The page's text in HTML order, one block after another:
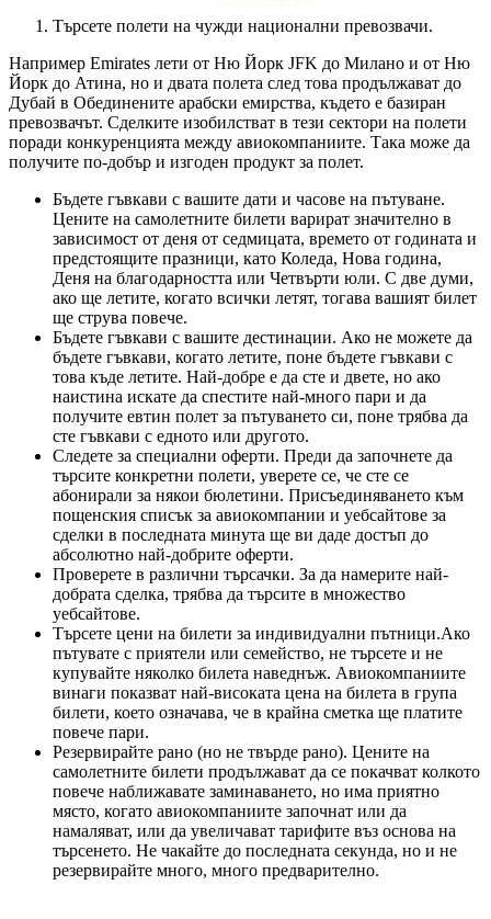
Търсете полети на чужди национални превозвачи.
Например Emirates лети от Ню Йорк JFK до Милано и от Ню
Йорк до Атина, но и двата полета след това продължават до
Дубай в Обединените арабски емирства, където е базиран
превозвачът. Сделките изобилстват в тези сектори на полети
поради конкуренцията между авиокомпаниите. Така може да
получите по-добър и изгоден продукт за полет.
Бъдете гъвкави с вашите дати и часове на пътуване.
Цените на самолетните билети варират значително в
зависимост от деня от седмицата, времето от годината и
предстоящите празници, като Коледа, Нова година,
Деня на благодарността или Четвърти юли. С две думи,
ако ще летите, когато всички летят, тогава вашият билет
ще струва повече.
Бъдете гъвкави с вашите дестинации. Ако не можете да
бъдете гъвкави, когато летите, поне бъдете гъвкави с
това къде летите. Най-добре е да сте и двете, но ако
наистина искате да спестите най-много пари и да
получите евтин полет за пътуването си, поне трябва да
сте гъвкави с едното или другото.
Следете за специални оферти. Преди да започнете да
търсите конкретни полети, уверете се, че сте се
абонирали за някои бюлетини. Присъединяването към
пощенския списък за авиокомпании и уебсайтове за
сделки в последната минута ще ви даде достъп до
абсолютно най-добрите оферти.
Проверете в различни търсачки. За да намерите най-
добрата сделка, трябва да търсите в множество
уебсайтове.
Търсете цени на билети за индивидуални пътници.Ако
пътувате с приятели или семейство, не търсете и не
купувайте няколко билета наведнъж. Авиокомпаниите
винаги показват най-високата цена на билета в група
билети, което означава, че в крайна сметка ще платите
повече пари.
Резервирайте рано (но не твърде рано). Цените на
самолетните билети продължават да се покачват колкото
повече наближавате заминаването, но има приятно
място, когато авиокомпаниите започнат или да
намаляват, или да увеличават тарифите въз основа на
търсенето. Не чакайте до последната секунда, но и не
резервирайте много, много предварително.